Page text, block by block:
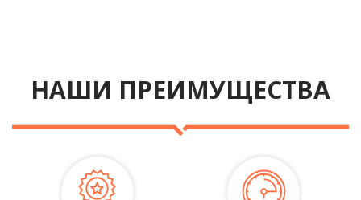
НАШИ ПРЕИМУЩЕСТВА